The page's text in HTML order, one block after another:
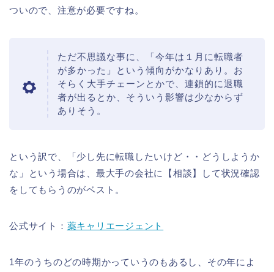
ついので、注意が必要ですね。
ただ不思議な事に、「今年は１月に転職者
が多かった」という傾向がかなりあり。お
そらく大手チェーンとかで、連鎖的に退職
者が出るとか、そういう影響は少なからず
ありそう。
という訳で、「少し先に転職したいけど・・どうしようか
な」という場合は、最大手の会社に【相談】して状況確認
をしてもらうのがベスト。
公式サイト： 薬キャリエージェント
1年のうちのどの時期かっていうのもあるし、その年によ